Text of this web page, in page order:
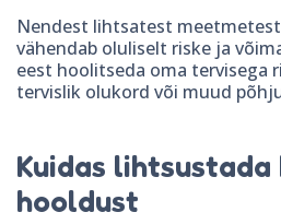
Nendest lihtsatest
vähendab oluliselt riske ja
eest hoolitseda oma tervisega
tervislik olukord või muud
Kuidas
hooldust